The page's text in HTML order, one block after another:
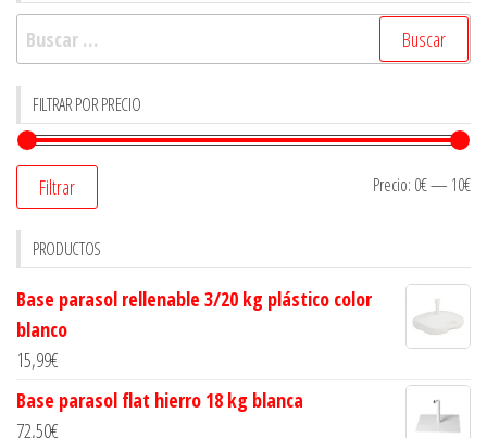
Buscar:
FILTRAR POR PRECIO
Filtrar Precio: 0€— 10€
PRODUCTOS
Base parasol rellenable 3/20 kg plástico color
blanco
15,99€
Base parasol flat hierro 18 kg blanca
72,50€